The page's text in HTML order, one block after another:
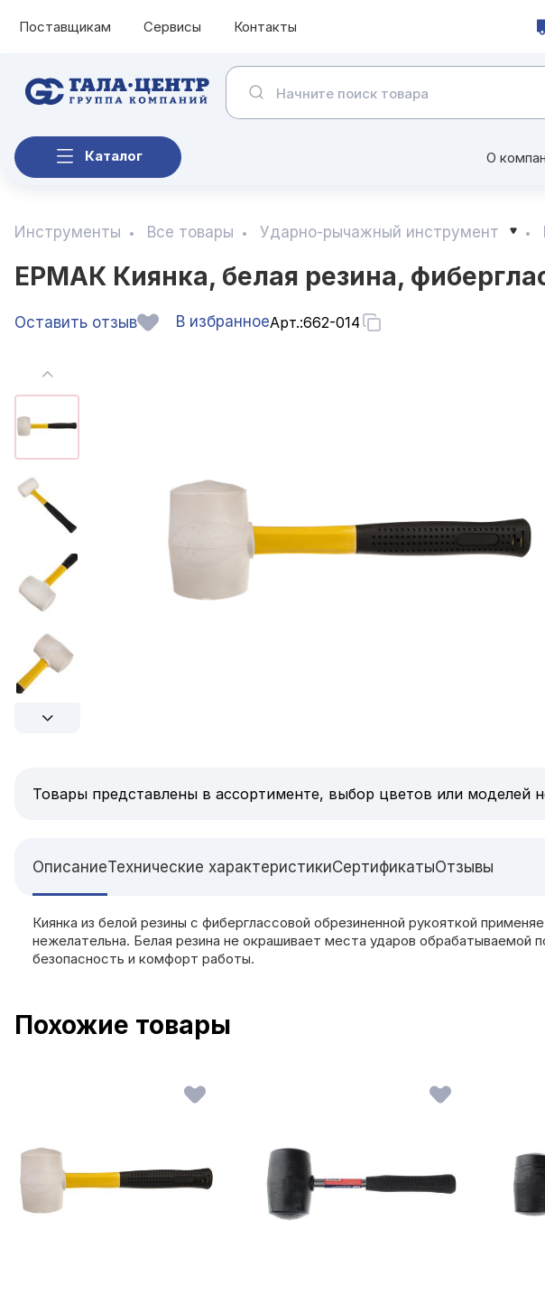
Поставщикам Сервисы Контакты
Каталог О
Инструменты Все товары Ударно-рычажный инструмент
ЕРМАК Киянка, белая резина,
Оставить отзыв В избранноеАрт.:662-014
Товары представлены в ассортименте, выбор цветов или моделей
ОписаниеТехнические характеристикиСертификатыОтзывы
Киянка из белой резины с фиберглассовой обрезиненной рукояткой
нежелательна. Белая резина не окрашивает места ударов обрабатываемой
безопасность и комфорт работы.
Похожие товары